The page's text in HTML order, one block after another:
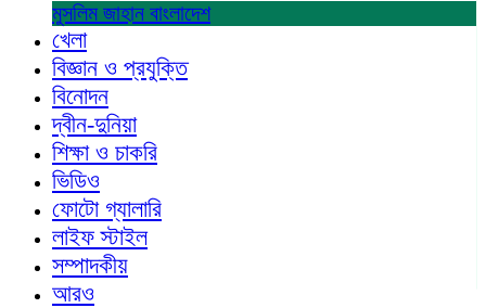
মুসলিম জাহান বাংলাদেশ
খেলা
বিজ্ঞান ও প্রযুক্তি
বিনোদন
দ্বীন-দুনিয়া
শিক্ষা ও চাকরি
ভিডিও
ফোটো গ্যালারি
লাইফ স্টাইল
সম্পাদকীয়
আরও